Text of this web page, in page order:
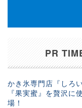
PR
かき氷専門店『しろ
『果実蜜』を贅沢に
場！